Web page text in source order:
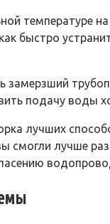
температуре
быстро
подачу воды
лучших
смогли лучше